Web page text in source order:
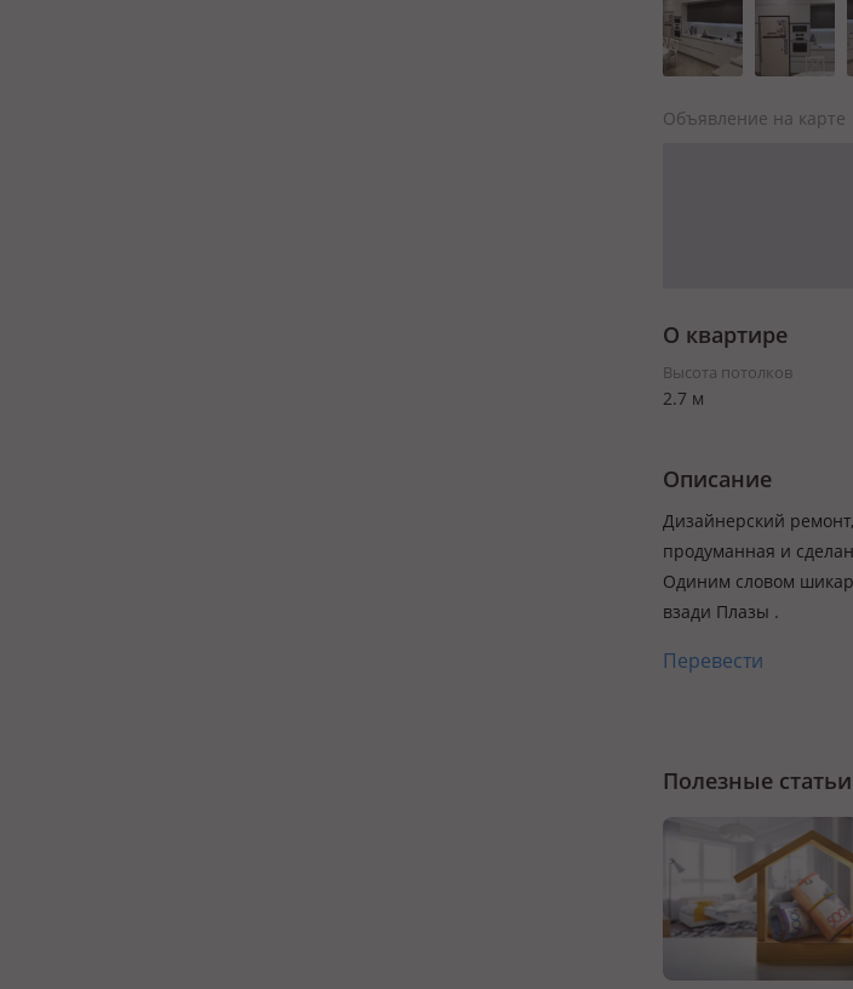
Объявление на карте
О квартире
Высота потолков
2.7 м
Описание
Дизайнерский
продуманная и
Одиним словом
взади Плазы .
Перевести
Полезные статьи